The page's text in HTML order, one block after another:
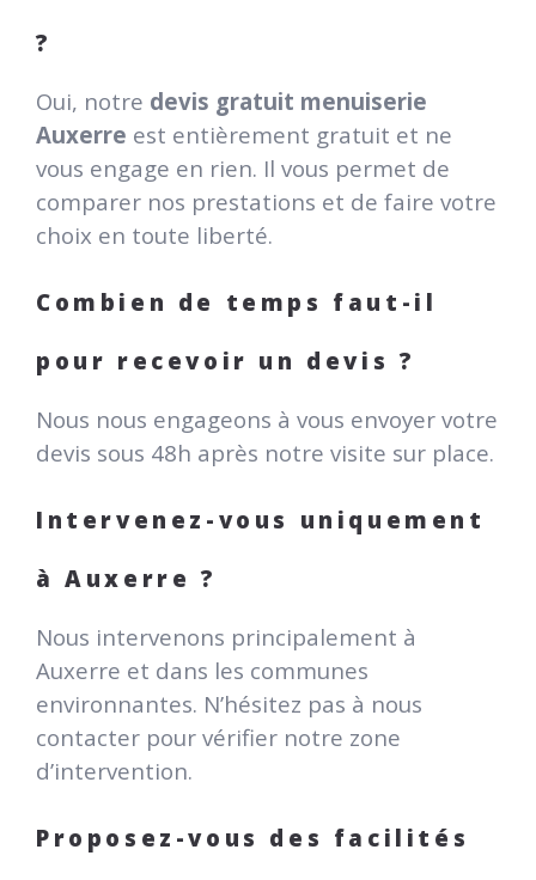
?
Oui, notre devis gratuit menuiserie
Auxerre est entièrement gratuit et ne
vous engage en rien. Il vous permet de
comparer nos prestations et de faire votre
choix en toute liberté.
Combien de temps faut-il
pour recevoir un devis ?
Nous nous engageons à vous envoyer votre
devis sous 48h après notre visite sur place.
Intervenez-vous uniquement
à Auxerre ?
Nous intervenons principalement à
Auxerre et dans les communes
environnantes. N’hésitez pas à nous
contacter pour vérifier notre zone
d’intervention.
Proposez-vous des facilités